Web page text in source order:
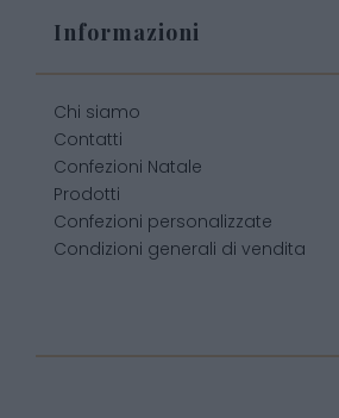
Informazioni
Chi siamo
Contatti
Confezioni Natale
Prodotti
Confezioni personalizzate
Condizioni generali di vendita